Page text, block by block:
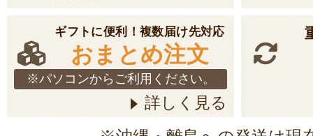
ギフトに便利！複数届け先対応
おまとめ注文
※パソコンからご利用ください。
詳しく見る